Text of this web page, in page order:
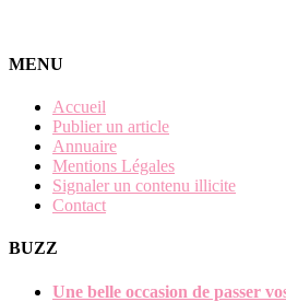
MENU
Accueil
Publier un article
Annuaire
Mentions Légales
Signaler un contenu illicite
Contact
BUZZ
Une belle occasion de passer